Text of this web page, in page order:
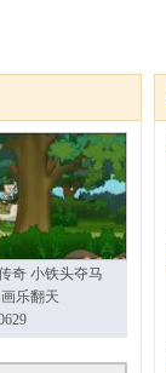
奇 小铁头夺马
乐翻天